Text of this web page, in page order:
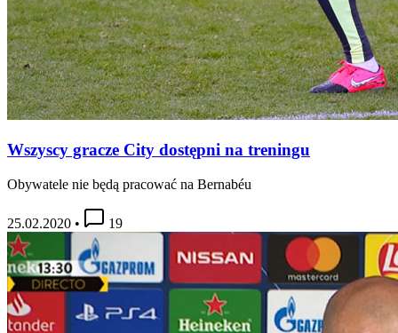
Wszyscy gracze City dostępni na treningu
Obywatele nie będą pracować na Bernabéu
25.02.2020 • 19